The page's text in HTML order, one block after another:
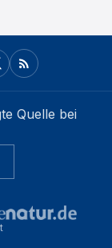
Quelle bei